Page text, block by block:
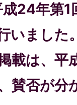
24年第1
いました
載は、平
賛否が分